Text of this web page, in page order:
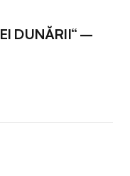
DUNĂRII“ –